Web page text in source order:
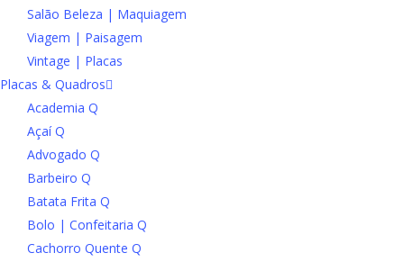
Salão Beleza | Maquiagem
Viagem | Paisagem
Vintage | Placas
Placas & Quadros
Academia Q
Açaí Q
Advogado Q
Barbeiro Q
Batata Frita Q
Bolo | Confeitaria Q
Cachorro Quente Q